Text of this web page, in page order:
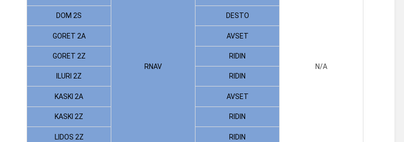
RNAV N/A
DOM 2S DESTO
GORET 2A AVSET
GORET 2Z RIDIN
ILURI 2Z RIDIN
KASKI 2A AVSET
KASKI 2Z RIDIN
LIDOS 2Z RIDIN